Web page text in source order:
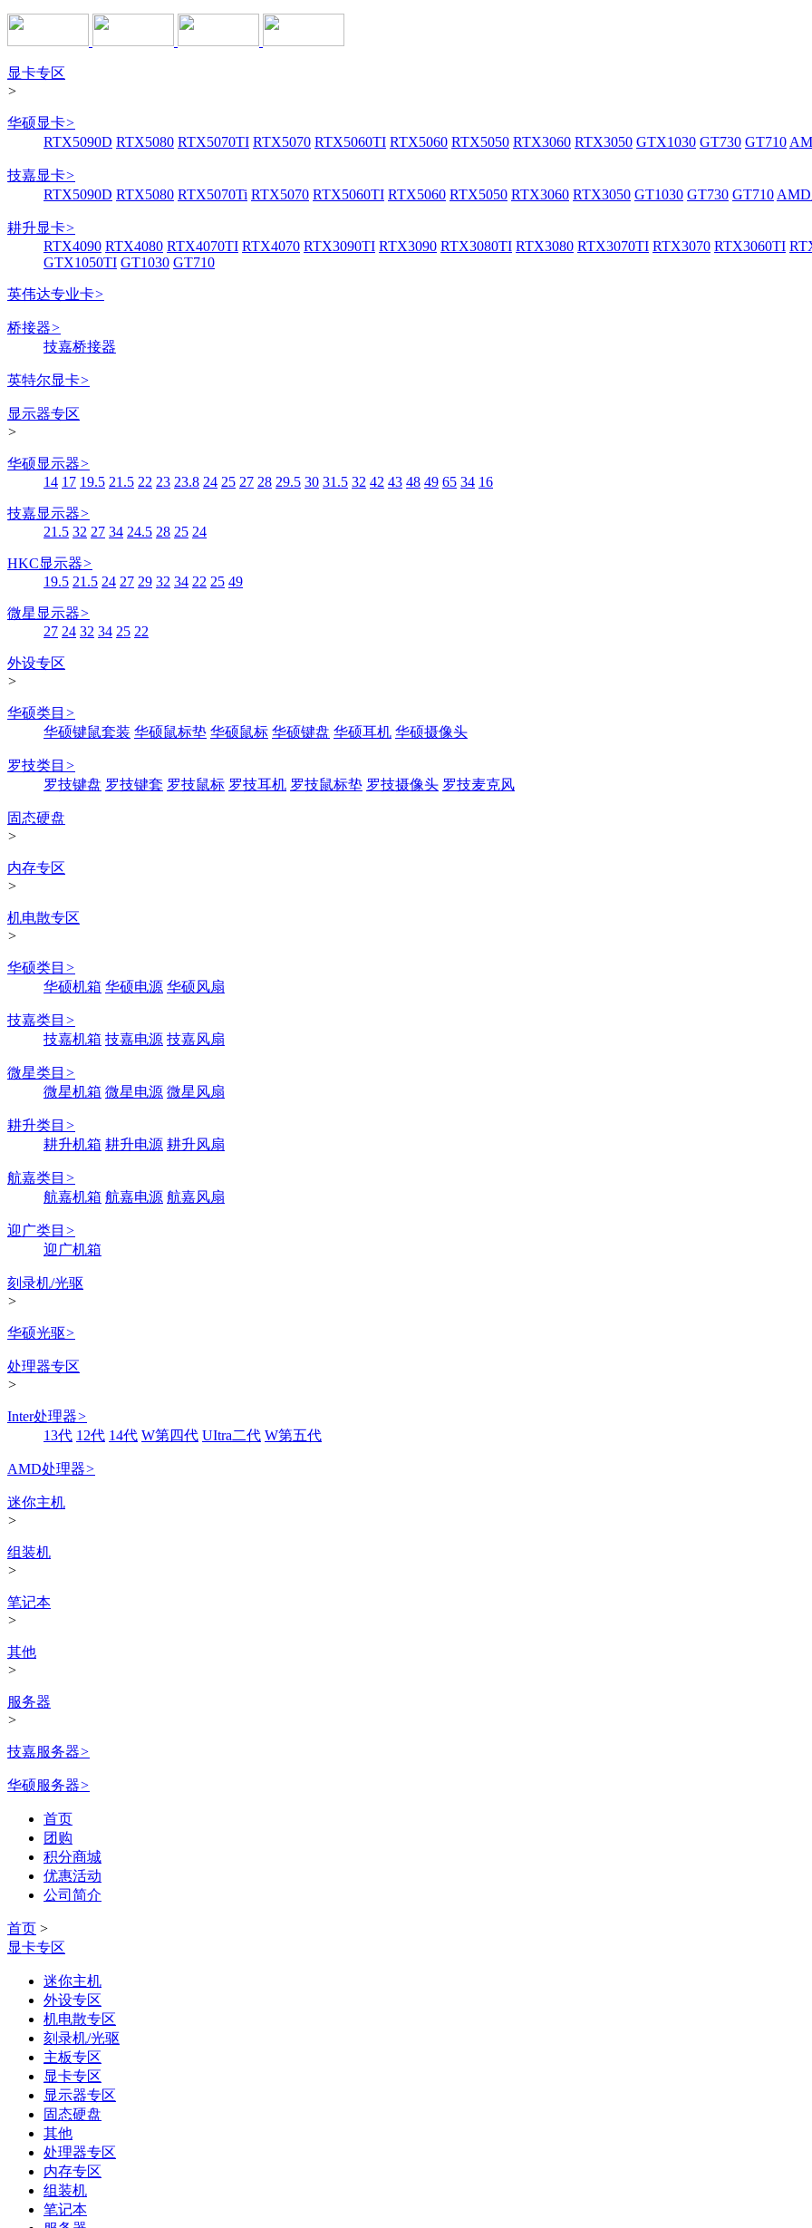
显卡专区
>
华硕显卡>
RTX5090D RTX5080 RTX5070TI RTX5070 RTX5060TI RTX5060 RTX5050 RTX3060 RTX3050 GTX1030 GT730 GT710
技嘉显卡>
RTX5090D RTX5080 RTX5070Ti RTX5070 RTX5060TI RTX5060 RTX5050 RTX3060 RTX3050 GT1030 GT730 GT710
耕升显卡>
RTX4090 RTX4080 RTX4070TI RTX4070 RTX3090TI RTX3090 RTX3080TI RTX3080 RTX3070TI RTX3070 RTX3060TI
GTX1050TI GT1030 GT710
英伟达专业卡>
桥接器>
技嘉桥接器
英特尔显卡>
显示器专区
>
华硕显示器>
14 17 19.5 21.5 22 23 23.8 24 25 27 28 29.5 30 31.5 32 42 43 48 49 65 34 16
技嘉显示器>
21.5 32 27 34 24.5 28 25 24
HKC显示器>
19.5 21.5 24 27 29 32 34 22 25 49
微星显示器>
27 24 32 34 25 22
外设专区
>
华硕类目 >
华硕键鼠套装 华硕鼠标垫 华硕鼠标 华硕键盘 华硕耳机 华硕摄像头
罗技类目 >
罗技键盘 罗技键套 罗技鼠标 罗技耳机 罗技鼠标垫 罗技摄像头 罗技麦克风
固态硬盘
>
内存专区
>
机电散专区
>
华硕类目 >
华硕机箱 华硕电源 华硕风扇
技嘉类目 >
技嘉机箱 技嘉电源 技嘉风扇
微星类目 >
微星机箱 微星电源 微星风扇
耕升类目 >
耕升机箱 耕升电源 耕升风扇
航嘉类目 >
航嘉机箱 航嘉电源 航嘉风扇
迎广类目 >
迎广机箱
刻录机/光驱
>
华硕光驱>
处理器专区
>
Inter处理器>
13代 12代 14代 W第四代 UItra二代 W第五代
AMD处理器>
迷你主机
>
组装机
>
笔记本
>
其他
>
服务器
>
技嘉服务器>
华硕服务器>
首页
团购
积分商城
优惠活动
公司简介
首页 >
显卡专区
迷你主机
外设专区
机电散专区
刻录机/光驱
主板专区
显卡专区
显示器专区
固态硬盘
其他
处理器专区
内存专区
组装机
笔记本